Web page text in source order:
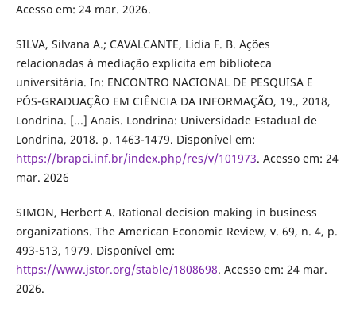
Acesso em: 24 mar. 2026.
SILVA, Silvana A.; CAVALCANTE, Lídia F. B. Ações
relacionadas à mediação explícita em biblioteca
universitária. In: ENCONTRO NACIONAL DE PESQUISA E
PÓS-GRADUAÇÃO EM CIÊNCIA DA INFORMAÇÃO, 19., 2018,
Londrina. [...] Anais. Londrina: Universidade Estadual de
Londrina, 2018. p. 1463-1479. Disponível em:
https://brapci.inf.br/index.php/res/v/101973. Acesso em: 24
mar. 2026
SIMON, Herbert A. Rational decision making in business
organizations. The American Economic Review, v. 69, n. 4, p.
493-513, 1979. Disponível em:
https://www.jstor.org/stable/1808698. Acesso em: 24 mar.
2026.